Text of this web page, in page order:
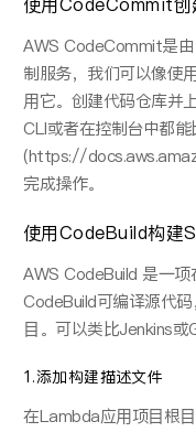
使⽤CodeCommit创
AWS CodeCommit是
制服务，我们可以像使
⽤它。创建代码仓库并
CLI或者在控制台中都
(https://
完成操作。
使用CodeBuild构建
AWS CodeBuild 是⼀项
CodeBuild可编译源代
⽬。可以类⽐Jenkins或
1.添加构建描述文件
在Lambda应⽤项⽬根